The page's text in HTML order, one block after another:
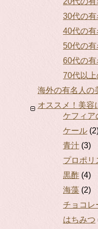
30代の有
40代の有
50代の有
60代の有
70代以上
海外の有名人の
オススメ！美容
ケフィア
ケール
青汁 (3)
プロポリ
黒酢 (4)
海藻 (2)
チョコレ
はちみつ